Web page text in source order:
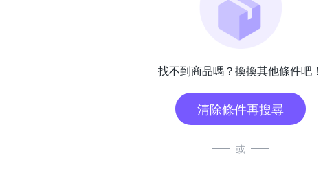
找不到商品嗎？換換其他條件吧！
清除條件再搜尋
或